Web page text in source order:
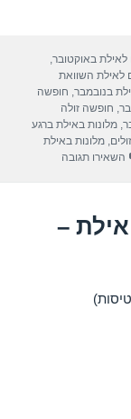
לאילת באוקטובר,
לאילת השוואת
בנובמבר, חופשה
, חופשה זולה
,מלונות באילת ברגע
,מלונות באילת
השאירו תגובה
–